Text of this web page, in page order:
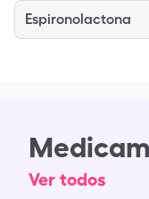
Espironolactona
Ver todos